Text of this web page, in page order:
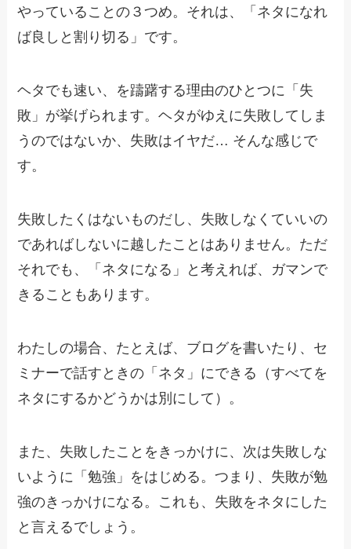
やっていることの３つめ。それは、「ネタになれ
ば良しと割り切る」です。
ヘタでも速い、を躊躇する理由のひとつに「失
敗」が挙げられます。ヘタがゆえに失敗してしま
うのではないか、失敗はイヤだ… そんな感じで
す。
失敗したくはないものだし、失敗しなくていいの
であればしないに越したことはありません。ただ
それでも、「ネタになる」と考えれば、ガマンで
きることもあります。
わたしの場合、たとえば、ブログを書いたり、セ
ミナーで話すときの「ネタ」にできる（すべてを
ネタにするかどうかは別にして）。
また、失敗したことをきっかけに、次は失敗しな
いように「勉強」をはじめる。つまり、失敗が勉
強のきっかけになる。これも、失敗をネタにした
と言えるでしょう。